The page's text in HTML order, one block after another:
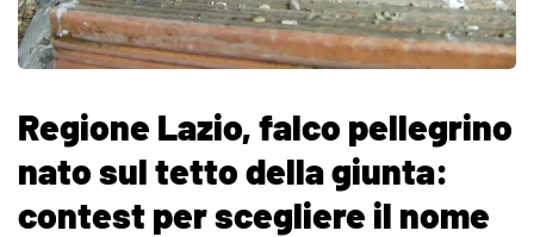
Regione Lazio, falco pellegrino
nato sul tetto della giunta:
contest per scegliere il nome